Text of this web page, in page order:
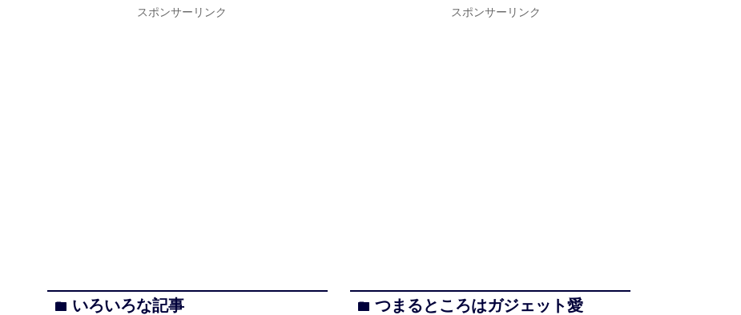
スポンサーリンク スポンサーリンク
folder いろいろな記事 folder つまるところはガジェット愛